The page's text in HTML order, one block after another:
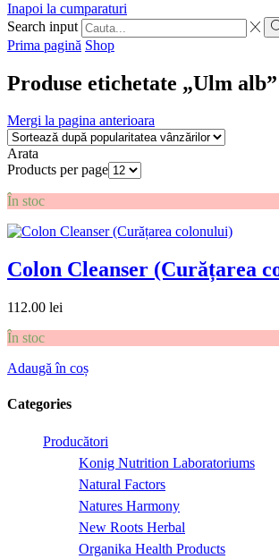
Inapoi la cumparaturi
Search input
Prima pagină Shop
Produse etichetate „Ulm alb”
Mergi la pagina anterioara
Arata
Products per page
În stoc
Colon Cleanser (Curățarea
112.00 lei
În stoc
Adaugă în coș
Categories
Producători
Konig Nutrition Laboratoriums
Natural Factors
Natures Harmony
New Roots Herbal
Organika Health Products